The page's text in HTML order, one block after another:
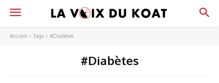
Accueil Tags #Diabètes
#Diabètes